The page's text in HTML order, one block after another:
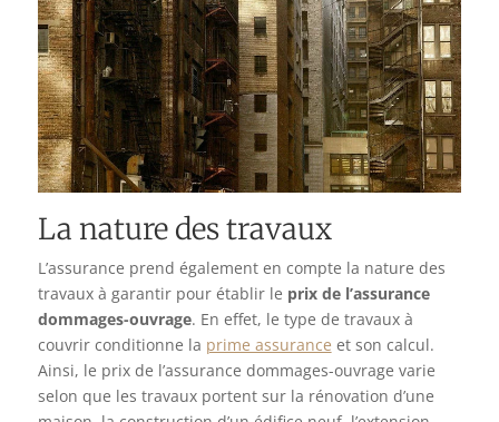
La nature des travaux
L’assurance prend également en compte la nature des
travaux à garantir pour établir le prix de l’assurance
dommages-ouvrage. En effet, le type de travaux à
couvrir conditionne la prime assurance et son calcul.
Ainsi, le prix de l’assurance dommages-ouvrage varie
selon que les travaux portent sur la rénovation d’une